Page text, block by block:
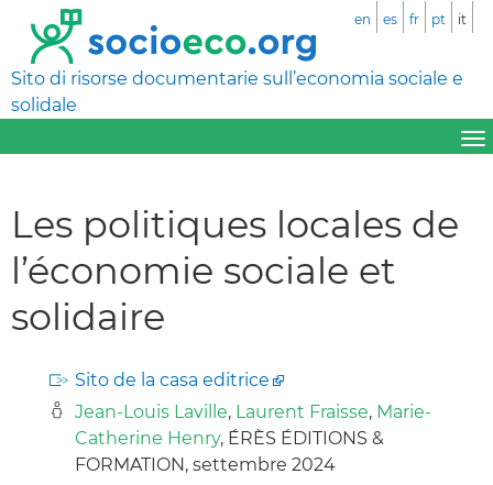
Sito di risorse documentarie sull’economia sociale e
solidale
en es fr pt it
Les politiques locales de
l’économie sociale et
solidaire
Sito de la casa editrice
Jean-Louis Laville, Laurent Fraisse, Marie-
Catherine Henry, ÉRÈS ÉDITIONS &
FORMATION, settembre 2024